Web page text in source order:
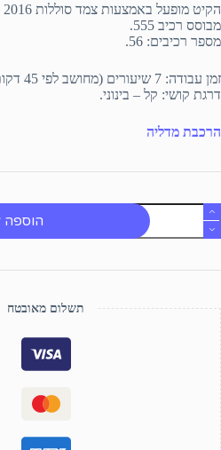
הקיט מופעל באמצעות צמד סוללות 3V 2016 (כלולות).
מבוסס רכיב 555.
מספר רכיבים: 56.
זמן עבודה: 7 שיעורים (מחושב לפי 45 דקות לשיעור).
דרגת קושי: קל – בינוני.
הרכבת מדליה
כמות
של
מדליה
הוספה
תשלום מאובטח